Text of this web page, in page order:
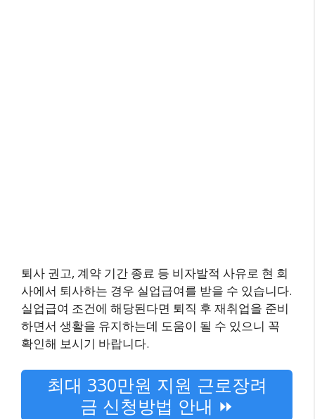
퇴사 권고, 계약 기간 종료 등 비자발적 사유로 현 회
사에서 퇴사하는 경우 실업급여를 받을 수 있습니다.
실업급여 조건에 해당된다면 퇴직 후 재취업을 준비
하면서 생활을 유지하는데 도움이 될 수 있으니 꼭
확인해 보시기 바랍니다.
최대 330만원 지원 근로장려
금 신청방법 안내 ⏩